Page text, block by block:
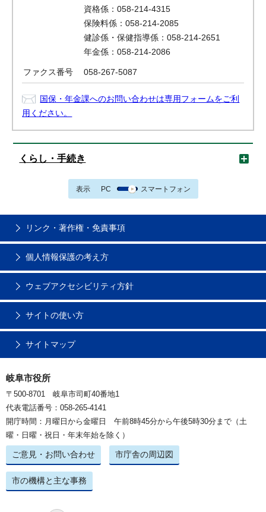
資格係：058-214-4315
保険料係：058-214-2085
健診係・保健指導係：058-214-2651
年金係：058-214-2086
ファクス番号 058-267-5087
国保・年金課へのお問い合わせは専用フォームをご利
用ください。
くらし・手続き
表示 PC スマートフォン
リンク・著作権・免責事項
個人情報保護の考え方
ウェブアクセシビリティ方針
サイトの使い方
サイトマップ
岐阜市役所
〒500-8701 岐阜市司町40番地1
代表電話番号：058-265-4141
開庁時間：月曜日から金曜日 午前8時45分から午後5時30分まで（土
曜・日曜・祝日・年末年始を除く）
ご意見・お問い合わせ 市庁舎の周辺図
市の機構と主な事務